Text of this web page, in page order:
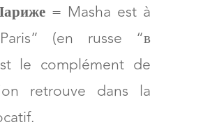
= Masha est à
(en russe “в
le complément de
retrouve dans la